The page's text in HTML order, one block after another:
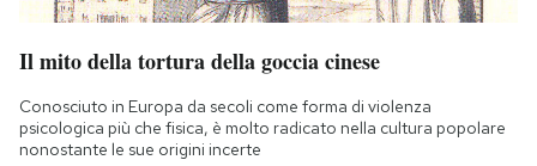
Il mito della tortura della goccia cinese
Conosciuto in Europa da secoli come forma di violenza
psicologica più che fisica, è molto radicato nella cultura popolare
nonostante le sue origini incerte